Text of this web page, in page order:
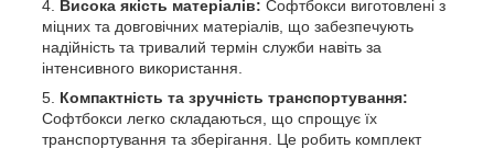
Висока якість матеріалів: Софтбокси виготовлені з
міцних та довговічних матеріалів, що забезпечують
надійність та тривалий термін служби навіть за
інтенсивного використання.
Компактність та зручність транспортування:
Софтбокси легко складаються, що спрощує їх
транспортування та зберігання. Це робить комплект